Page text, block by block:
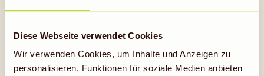
Diese Webseite verwendet Cookies
Wir verwenden Cookies, um Inhalte und Anzeigen zu
personalisieren, Funktionen für soziale Medien anbieten
SONNENTOR
von Sonnentor